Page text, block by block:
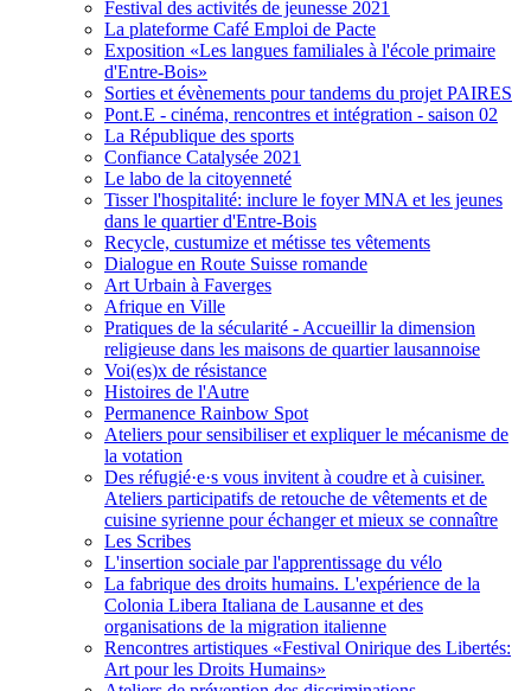
Festival des activités de jeunesse 2021
La plateforme Café Emploi de Pacte
Exposition «Les langues familiales à l'école primaire
d'Entre-Bois»
Sorties et évènements pour tandems du projet PAIRES
Pont.E - cinéma, rencontres et intégration - saison 02
La République des sports
Confiance Catalysée 2021
Le labo de la citoyenneté
Tisser l'hospitalité: inclure le foyer MNA et les jeunes
dans le quartier d'Entre-Bois
Recycle, custumize et métisse tes vêtements
Dialogue en Route Suisse romande
Art Urbain à Faverges
Afrique en Ville
Pratiques de la sécularité - Accueillir la dimension
religieuse dans les maisons de quartier lausannoise
Voi(es)x de résistance
Histoires de l'Autre
Permanence Rainbow Spot
Ateliers pour sensibiliser et expliquer le mécanisme de
la votation
Des réfugié·e·s vous invitent à coudre et à cuisiner.
Ateliers participatifs de retouche de vêtements et de
cuisine syrienne pour échanger et mieux se connaître
Les Scribes
L'insertion sociale par l'apprentissage du vélo
La fabrique des droits humains. L'expérience de la
Colonia Libera Italiana de Lausanne et des
organisations de la migration italienne
Rencontres artistiques «Festival Onirique des Libertés:
Art pour les Droits Humains»